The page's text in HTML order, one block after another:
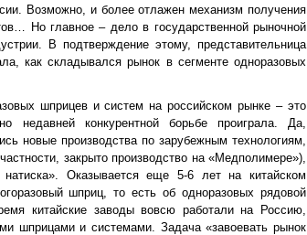
Возможно, и более отлажен механизм получения
Но главное – дело в государственной рыночной
В подтверждение этому, представительница
как складывался рынок в сегменте одноразовых
шприцев и систем на российском рынке – это
недавней конкурентной борьбе проиграла. Да,
новые производства по зарубежным технологиям,
закрыто производство на «Медполимере»),
Оказывается еще 5-6 лет на китайском
шприц, то есть об одноразовых рядовой
китайские заводы вовсю работали на Россию,
шприцами и системами. Задача «завоевать рынок